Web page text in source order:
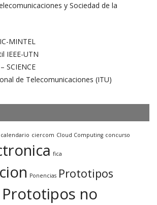
y Sociedad de la
MINTEL
IEEE-UTN
SCIENCE
de Telecomunicaciones (ITU)
calendario ciercom Cloud Computing concurso
fica
Ponencias Prototipos
Prototipos no